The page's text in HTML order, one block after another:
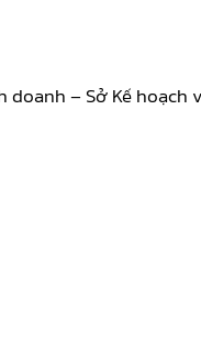
– Sở Kế